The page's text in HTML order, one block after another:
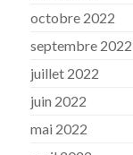
octobre 2022
septembre 2022
juillet 2022
juin 2022
mai 2022